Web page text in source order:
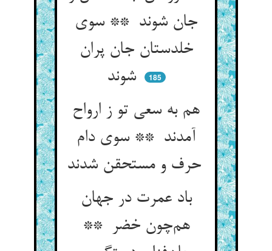
جان شوند ** سوی
خلدستان جان پران
شوند
185
هم به سعی تو ز ارواح
آمدند ** سوی دام
حرف و مستحقن شدند
باد عمرت در جهان
هم‌چون خضر **